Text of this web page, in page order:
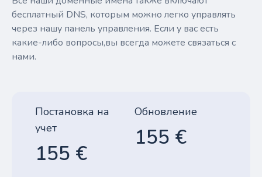
бесплатный DNS, которым можно легко управлять
через нашу панель управления. Если у вас есть
какие-либо вопросы,вы всегда можете связаться с
нами.
Постановка на
учет
155 €
Обновление
155 €